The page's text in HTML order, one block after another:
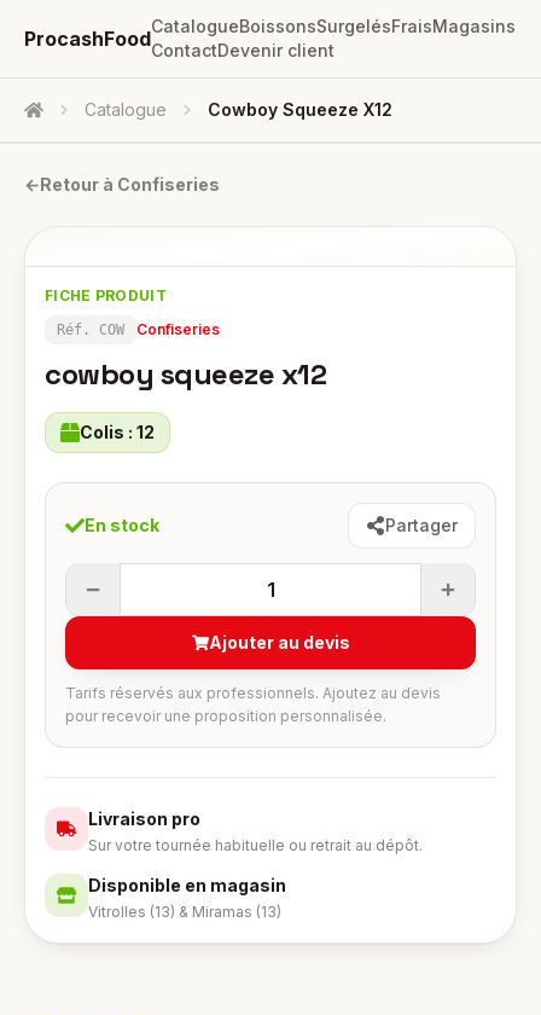
ProcashFood
CatalogueBoissonsSurgelésFraisMagasins
ContactDevenir client
Accueil Catalogue Cowboy Squeeze X12
←Retour à Confiseries
FICHE PRODUIT
Réf. COW Confiseries
cowboy squeeze x12
Colis : 12
En stock Partager
1
Ajouter au devis
Tarifs réservés aux professionnels. Ajoutez au devis
pour recevoir une proposition personnalisée.
Livraison pro
Sur votre tournée habituelle ou retrait au dépôt.
Disponible en magasin
Vitrolles (13) & Miramas (13)